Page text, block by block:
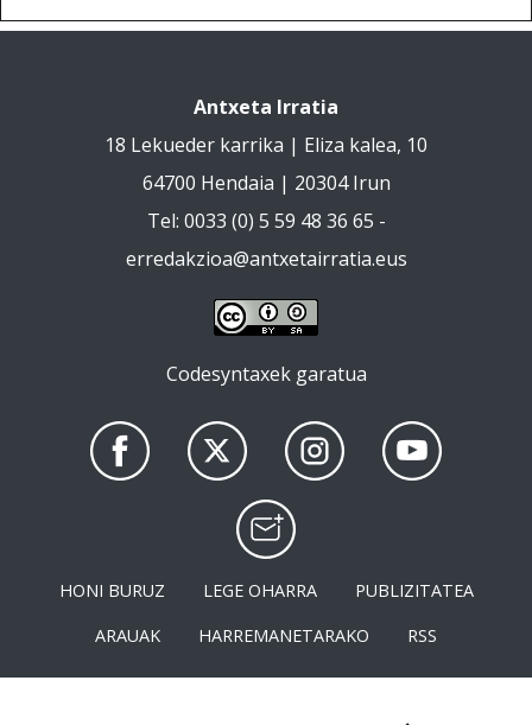
Antxeta Irratia
18 Lekueder karrika | Eliza kalea, 10
64700 Hendaia | 20304 Irun
Tel: 0033 (0) 5 59 48 36 65 -
erredakzioa@antxetairratia.eus
Codesyntaxek garatua
HONI BURUZ LEGE OHARRA
PUBLIZITATEA
ARAUAK
HARREMANETARAKO RSS